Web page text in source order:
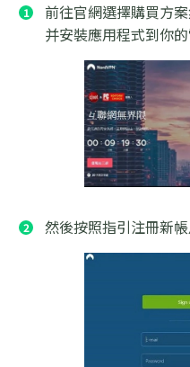
前往官網選擇購買方
并安裝應用程式到你的
然後按照指引注冊新